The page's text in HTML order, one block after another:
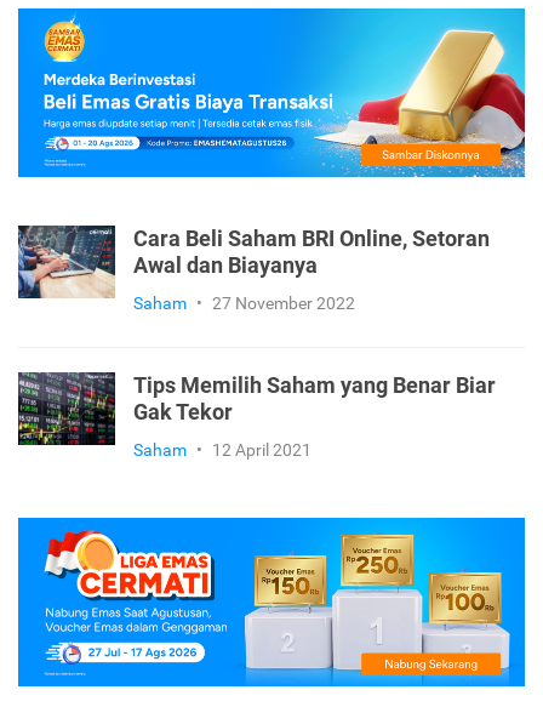
Cara Beli Saham BRI Online, Setoran
Awal dan Biayanya
Saham • 27 November 2022
Tips Memilih Saham yang Benar Biar
Gak Tekor
Saham • 12 April 2021